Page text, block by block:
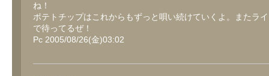
ね！
ポテトチップはこれからもずっと唄い続けていくよ。またラ
で待ってるぜ！
Pc 2005/08/26(金)03:02